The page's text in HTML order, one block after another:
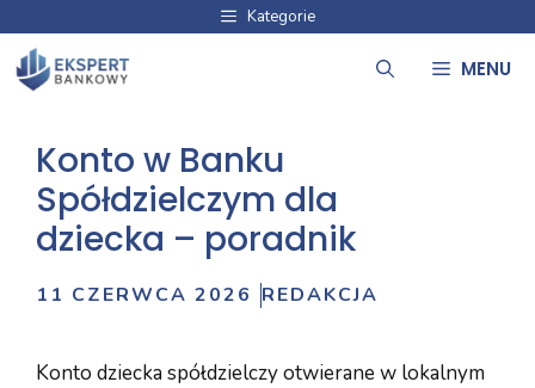
treści
Kategorie
MENU
Konto w Banku
Spółdzielczym dla
dziecka – poradnik
11 CZERWCA 2026 REDAKCJA
Konto dziecka spółdzielczy otwierane w lokalnym